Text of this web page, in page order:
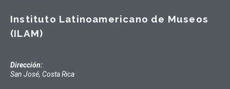
Instituto Latinoamericano de Museos
(ILAM)
Dirección:
San José, Costa Rica